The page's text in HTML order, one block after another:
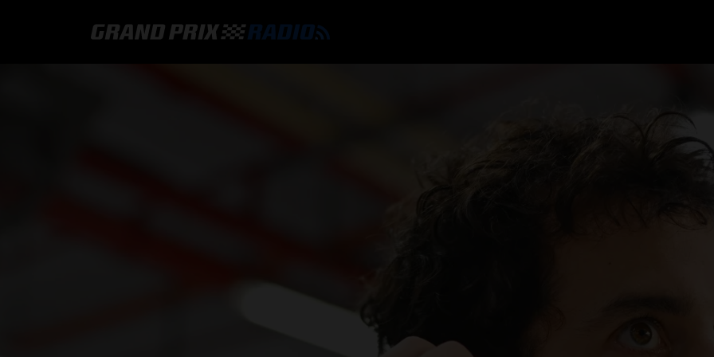
F1 COUREURS KAMPIOENSCHAP